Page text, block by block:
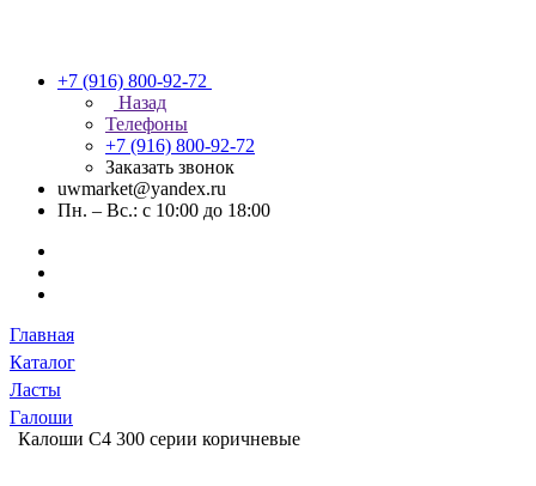
+7 (916) 800-92-72
Назад
Телефоны
+7 (916) 800-92-72
Заказать звонок
uwmarket@yandex.ru
Пн. – Вс.: с 10:00 до 18:00
Главная
Каталог
Ласты
Галоши
Калоши C4 300 серии коричневые